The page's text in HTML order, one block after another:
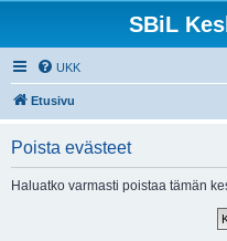
SBiL
UKK
Etusivu
Poista evästeet
Haluatko varmasti poistaa tämän